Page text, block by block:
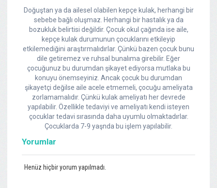
Doğuştan ya da ailesel olabilen kepçe kulak, herhangi bir
sebebe bağlı oluşmaz. Herhangi bir hastalık ya da
bozukluk belirtisi değildir. Çocuk okul çağında ise aile,
kepçe kulak durumunun çocuklarını etkileyip
etkilemediğini araştırmalıdırlar. Çünkü bazen çocuk bunu
dile getiremez ve ruhsal bunalıma girebilir. Eğer
çocuğunuz bu durumdan şikayet ediyorsa mutlaka bu
konuyu önemseyiniz. Ancak çocuk bu durumdan
şikayetçi değilse aile acele etmemeli, çocuğu ameliyata
zorlamamalıdır. Çünkü kulak ameliyatı her devrede
yapılabilir. Özellikle tedaviyi ve ameliyatı kendi isteyen
çocuklar tedavi sırasında daha uyumlu olmaktadırlar.
Çocuklarda 7-9 yaşnda bu işlem yapılabilir.
Yorumlar
Henüz hiçbir yorum yapılmadı.